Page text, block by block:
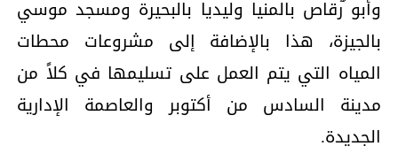
وأبو ٌرقاص بالمنيا وليديا بالبحيرة ومسجد موسي
بالجيزة، هذا بالإضافة إلى مشروعات محطات
المياه التي يتم العمل على تسليمها في كلاً من
مدينة السادس من أكتوبر والعاصمة الإدارية
الجديدة.